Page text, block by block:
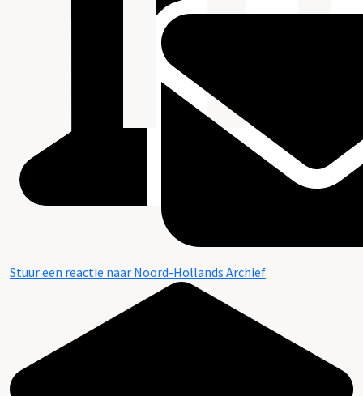
Stuur een reactie naar Noord-Hollands Archief